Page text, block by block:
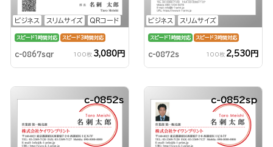
ビジネス スリムサイズ QRコード
スピード1時間対応 スピード3時間対応
c-0867sqr 100枚 3,080円
ビジネス スリムサイズ
スピード1時間対応 スピード3時間対応
c-0872s 100枚 2,530円
c-0852s c-0852sp